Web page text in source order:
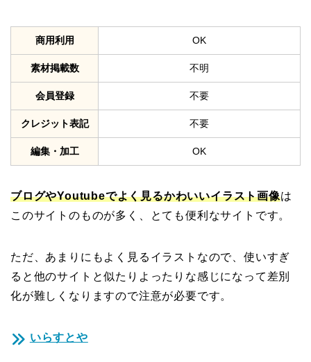
商用利用 OK
素材掲載数 不明
会員登録 不要
クレジット表記 不要
編集・加工 OK
ブログやYoutubeでよく見るかわいいイラスト画像は
このサイトのものが多く、とても便利なサイトです。
ただ、あまりにもよく見るイラストなので、使いすぎ
ると他のサイトと似たりよったりな感じになって差別
化が難しくなりますので注意が必要です。
いらすとや